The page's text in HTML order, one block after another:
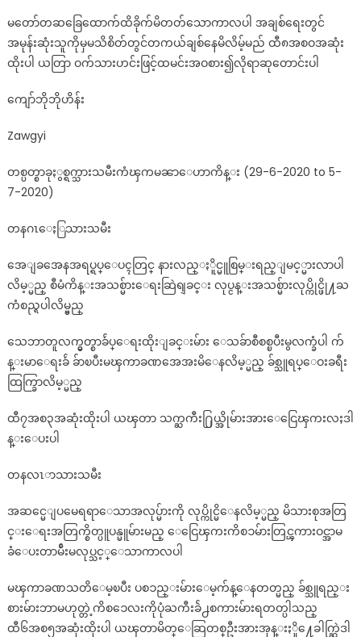
မတော်တဆခြေထောက်ထိခိုက်မိတတ်သောကာလပါ အချစ်ရေးတွင်
အမုန်းဆုံးသူကိုမှမသိစိတ်တွင်တကယ်ချစ်နေမိလိမ့်မည် ထီ၈အစဝအဆုံး
ထိုးပါ ယတြာ ဝက်သားဟင်းဖြင့်ထမင်းအဝစား၍လိုရာဆုတောင်းပါ
ကျော်ဘိုဘိုဟိန်း
Zawgyi
တစ္ပတ္စာခုႏွစ္ရက္သားသမီးကံၾကမၼာေဟာကိန္း (29-6-2020 to 5-
7-2020)
တနဂၤေႏြသားသမီး
အေျခအေနအရပ္ရပ္ေပၚတြင္ နားလည္ႏိူင္မူစြမ္းရည္ျမင့္မားလာပါ
လိမ့္မည္ စီမံကိန္းအသစ္မ်ားေရးဆြဲရျခင္း လုပ္ငန္းအသစ္မ်ားလုပ္ကိုင္ဖို႔ႀ
ကံစည္ရပါလိမ့္မည္
သေဘာတူလက္မွတ္စာခ်ဴပ္ေရးထိုးျခင္းမ်ား ေသခ်ာစီစစ္ၿပီးမွလက္ခံပါ က်
န္းမာေရးခ်ဴ ခ်ာၿပီးမၾကာခဏအေအးမိေနလိမ့္မည္ ခ်စ္သူရပ္ေဝးခရီး
ထြက္ခြာလိမ့္မည္
ထီ၇အစ၃အဆုံးထိုးပါ ယၾတာ သက္ႀကီး႐ြယ္အိုမ်ားအားေငြေၾကးလႈဒါ
န္းေပးပါ
တနလၤာသားသမီး
အဆင္မေျပမေရရာေသာအလုပ္မ်ားကို လုပ္ကိုင္မိေနလိမ့္မည္ မိသားစုအတြ
င္းေရးအတြက္စိတ္ပူပန္မူမ်ားမည္ ေငြေၾကးကိစၥမ်ားတြင္ၾကားဝင္အာမ
ခံေပးတာမ်ိဴးမလုပ္သင့္ေသာကာလပါ
မၾကာခဏသတိေမ့ၿပီး ပစၥည္းမ်ားေမ့က်န္ေနတတ္မည္ ခ်စ္သူရည္း
စားမ်ားဘာမဟုတ္တဲ့ကိစၥေလးကိုပုံႀကီးခ်ဲ႕စကားမ်ားရတတ္ပါသည္
ထီ၆အစ၅အဆုံးထိုးပါ ယၾတာမိတ္ေဆြတစ္ဦးအားအုန္းႏိူ႔ေခါက္ဆြဲဒါ